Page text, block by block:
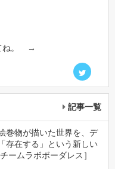
ね。 →
記事一覧
巻物が描いた世界を、デ
存在する」という新しい
ームラボボーダレス］